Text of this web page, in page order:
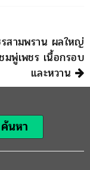
สามพราน ผลใหญ่
มพู่เพชร เนื้อกรอบ
และหวาน
ค้นหา